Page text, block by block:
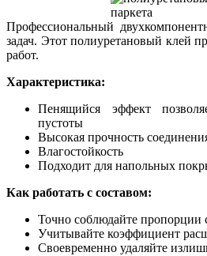
Профессиональный
задач. Этот полиуретановый клей
работ.
Характеристика:
Пенящийся эффект
пустоты
Высокая прочность
Влагостойкость
Подходит для напольных
Как работать с составом:
Точно соблюдайте пропорции
Учитывайте коэффициент
Своевременно удаляйте